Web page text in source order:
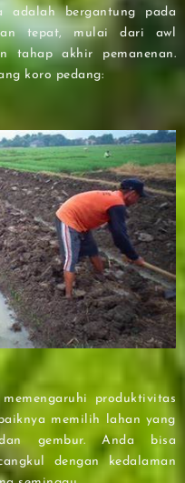
adalah bergantung pada
tepat, mulai dari awl
tahap akhir pemanenan.
koro pedang:
produktivitas
memilih lahan yang
gembur. Anda bisa
dengan kedalaman